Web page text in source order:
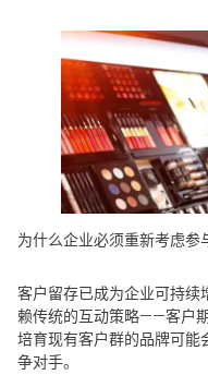
为什么企业必须重新考虑参
客户留存已成为企业可持
赖传统的互动策略——客户
培育现有客户群的品牌可
争对手。